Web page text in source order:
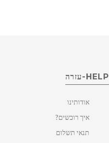
HELP-עזרה
אודותינו
איך רוכשים?
תנאי תשלום